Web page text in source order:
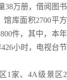
38万册，借阅图书
馆库面积2700平方
件，其中，本年
小时，电视台节
1家、4A级景区2